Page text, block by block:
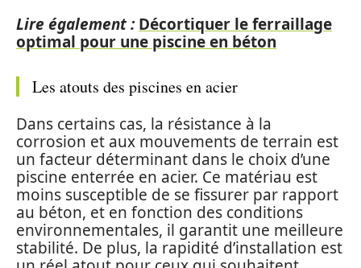
Lire également : Décortiquer le ferraillage
optimal pour une piscine en béton
Les atouts des piscines en acier
Dans certains cas, la résistance à la
corrosion et aux mouvements de terrain est
un facteur déterminant dans le choix d’une
piscine enterrée en acier. Ce matériau est
moins susceptible de se fissurer par rapport
au béton, et en fonction des conditions
environnementales, il garantit une meilleure
stabilité. De plus, la rapidité d’installation est